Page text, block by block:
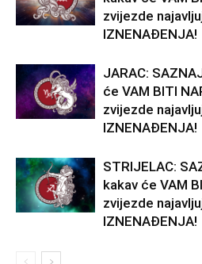
zvijezde
IZNENAĐENJA!
JARAC:
će VAM BITI
zvijezde
IZNENAĐENJA!
STRIJELAC:
kakav će VAM
zvijezde
IZNENAĐENJA!